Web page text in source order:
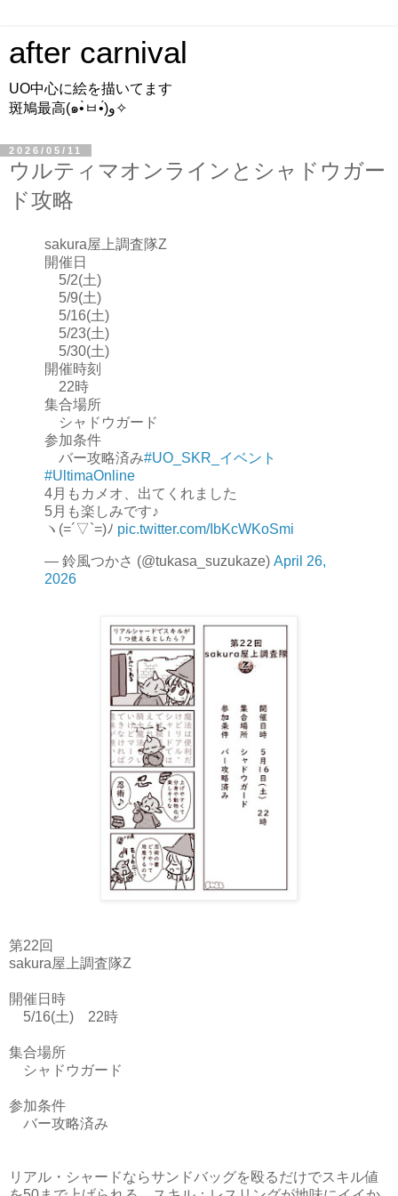
after carnival
UO中心に絵を描いてます
斑鳩最高(๑•̀ㅂ•́)و✧
2026/05/11
ウルティマオンラインとシャドウガー
ド攻略
sakura屋上調査隊Z
開催日
5/2(土)
5/9(土)
5/16(土)
5/23(土)
5/30(土)
開催時刻
22時
集合場所
シャドウガード
参加条件
バー攻略済み#UO_SKR_イベント
#UltimaOnline
4月もカメオ、出てくれました
5月も楽しみです♪
ヽ(=´▽`=)ﾉ pic.twitter.com/IbKcWKoSmi
— 鈴風つかさ (@tukasa_suzukaze) April 26,
2026
第22回
sakura屋上調査隊Z
開催日時
5/16(土) 22時
集合場所
シャドウガード
参加条件
バー攻略済み
リアル・シャードならサンドバッグを殴るだけでスキル値